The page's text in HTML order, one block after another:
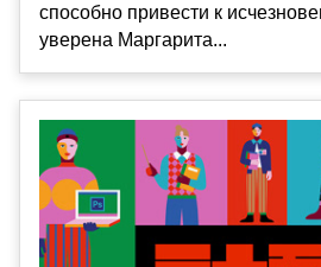
способно привести к
уверена Маргарита...